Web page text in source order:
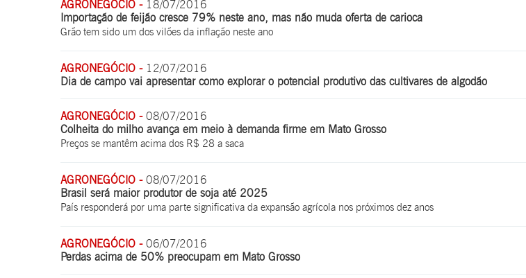
AGRONEGÓCIO - 18/07/2016
Importação de feijão cresce 79% neste ano, mas não muda oferta de carioca
Grão tem sido um dos vilões da inflação neste ano
AGRONEGÓCIO - 12/07/2016
Dia de campo vai apresentar como explorar o potencial produtivo das cultivares de algodão
AGRONEGÓCIO - 08/07/2016
Colheita do milho avança em meio à demanda firme em Mato Grosso
Preços se mantêm acima dos R$ 28 a saca
AGRONEGÓCIO - 08/07/2016
Brasil será maior produtor de soja até 2025
País responderá por uma parte significativa da expansão agrícola nos próximos dez anos
AGRONEGÓCIO - 06/07/2016
Perdas acima de 50% preocupam em Mato Grosso